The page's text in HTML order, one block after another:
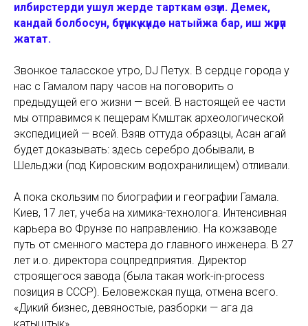
илбирстерди ушул жерде тарткам өзүм. Демек,
кандай болбосун, бүгүнкү күндө натыйжа бар, иш жүрүп
жатат.
Звонкое таласское утро, DJ Петух. В сердце города у
нас с Гамалом пару часов на поговорить о
предыдущей его жизни — всей. В настоящей ее части
мы отправимся к пещерам Күмүштак археологической
экспедицией — всей. Взяв оттуда образцы, Асан агай
будет доказывать: здесь серебро добывали, в
Шельджи (под Кировским водохранилищем) отливали.
А пока скользим по биографии и географии Гамала.
Киев, 17 лет, учеба на химика-технолога. Интенсивная
карьера во Фрунзе по направлению. На кожзаводе
путь от сменного мастера до главного инженера. В 27
лет и.о. директора соцпредприятия. Директор
строящегося завода (была такая work-in-process
позиция в СССР). Беловежская пуща, отмена всего.
«Дикий бизнес, девяностые, разборки — ага да